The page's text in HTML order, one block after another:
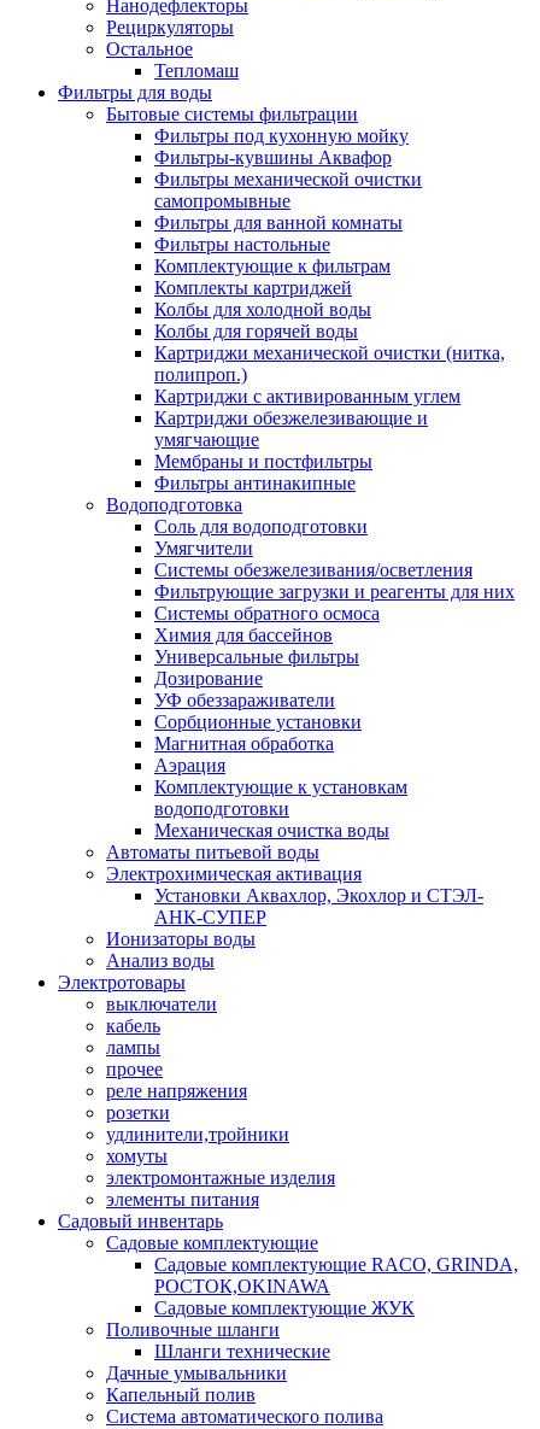
Нанодефлекторы
Рециркуляторы
Остальное
Тепломаш
Фильтры для воды
Бытовые системы фильтрации
Фильтры под кухонную мойку
Фильтры-кувшины Аквафор
Фильтры механической очистки
самопромывные
Фильтры для ванной комнаты
Фильтры настольные
Комплектующие к фильтрам
Комплекты картриджей
Колбы для холодной воды
Колбы для горячей воды
Картриджи механической очистки (нитка,
полипроп.)
Картриджи с активированным углем
Картриджи обезжелезивающие и
умягчающие
Мембраны и постфильтры
Фильтры антинакипные
Водоподготовка
Соль для водоподготовки
Умягчители
Системы обезжелезивания/осветления
Фильтрующие загрузки и реагенты для них
Системы обратного осмоса
Химия для бассейнов
Универсальные фильтры
Дозирование
УФ обеззараживатели
Сорбционные установки
Магнитная обработка
Аэрация
Комплектующие к установкам
водоподготовки
Механическая очистка воды
Автоматы питьевой воды
Электрохимическая активация
Установки Аквахлор, Экохлор и СТЭЛ-
АНК-СУПЕР
Ионизаторы воды
Анализ воды
Электротовары
выключатели
кабель
лампы
прочее
реле напряжения
розетки
удлинители,тройники
хомуты
электромонтажные изделия
элементы питания
Садовый инвентарь
Садовые комплектующие
Садовые комплектующие RACO, GRINDA,
РОСТОК,OKINAWA
Садовые комплектующие ЖУК
Поливочные шланги
Шланги технические
Дачные умывальники
Капельный полив
Система автоматического полива